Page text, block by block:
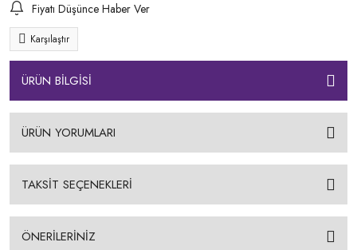
Fiyatı Düşünce Haber Ver
Karşılaştır
ÜRÜN BİLGİSİ
ÜRÜN YORUMLARI
TAKSİT SEÇENEKLERİ
ÖNERİLERİNİZ